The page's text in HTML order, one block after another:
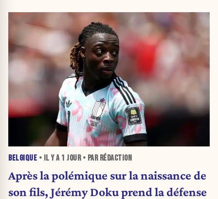
BELGIQUE • IL Y A 1 JOUR• PAR RÉDACTION
Après la polémique sur la naissance de
son fils, Jérémy Doku prend la défense